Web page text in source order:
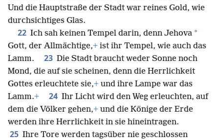
Und die Hauptstraße der Stadt war reines Gold, wie
durchsichtiges Glas.
22 Ich sah keinen Tempel darin, denn Jehova *
Gott, der Allmächtige,+ ist ihr Tempel, wie auch das
Lamm.
23 Die Stadt braucht weder Sonne noch
Mond, die auf sie scheinen, denn die Herrlichkeit
Gottes erleuchtete sie,+ und ihre Lampe war das
Lamm.+ 24 Ihr Licht wird den Weg erleuchten, auf
dem die Völker gehen,+ und die Könige der Erde
werden ihre Herrlichkeit in sie hineintragen.
25 Ihre Tore werden tagsüber nie geschlossen